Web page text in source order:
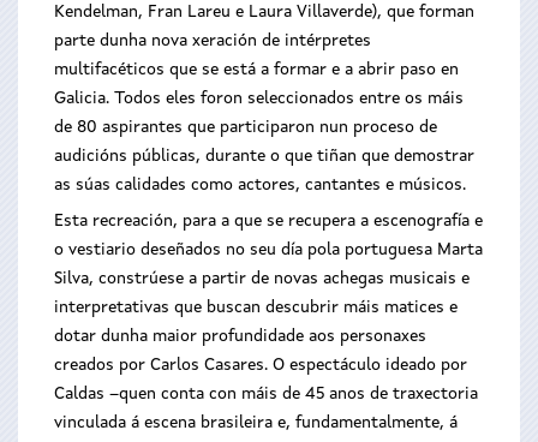
Kendelman, Fran Lareu e Laura Villaverde), que forman
parte dunha nova xeración de intérpretes
multifacéticos que se está a formar e a abrir paso en
Galicia. Todos eles foron seleccionados entre os máis
de 80 aspirantes que participaron nun proceso de
audicións públicas, durante o que tiñan que demostrar
as súas calidades como actores, cantantes e músicos.
Esta recreación, para a que se recupera a escenografía e
o vestiario deseñados no seu día pola portuguesa Marta
Silva, constrúese a partir de novas achegas musicais e
interpretativas que buscan descubrir máis matices e
dotar dunha maior profundidade aos personaxes
creados por Carlos Casares. O espectáculo ideado por
Caldas –quen conta con máis de 45 anos de traxectoria
vinculada á escena brasileira e, fundamentalmente, á